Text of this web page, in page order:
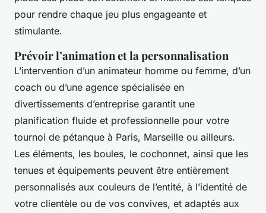
pour rendre chaque jeu plus engageante et
stimulante.
Prévoir l’animation et la personnalisation
L’intervention d’un animateur homme ou femme, d’un
coach ou d’une agence spécialisée en
divertissements d’entreprise garantit une
planification fluide et professionnelle pour votre
tournoi de pétanque à Paris, Marseille ou ailleurs.
Les éléments, les boules, le cochonnet, ainsi que les
tenues et équipements peuvent être entièrement
personnalisés aux couleurs de l’entité, à l’identité de
votre clientèle ou de vos convives, et adaptés aux